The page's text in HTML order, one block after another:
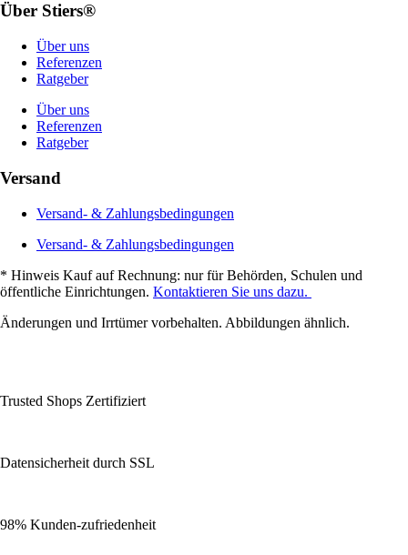
Über Stiers®
Über uns
Referenzen
Ratgeber
Über uns
Referenzen
Ratgeber
Versand
Versand- & Zahlungsbedingungen
Versand- & Zahlungsbedingungen
* Hinweis Kauf auf Rechnung: nur für Behörden, Schulen und
öffentliche Einrichtungen. Kontaktieren Sie uns dazu.
Änderungen und Irrtümer vorbehalten. Abbildungen ähnlich.
Trusted Shops Zertifiziert
Datensicherheit durch SSL
98% Kunden-zufriedenheit